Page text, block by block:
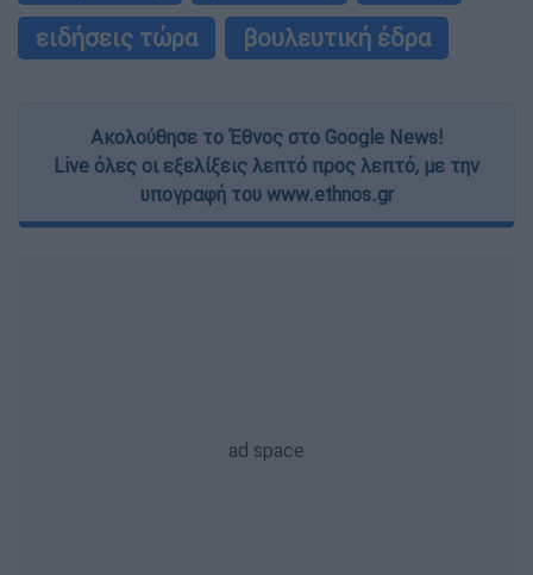
ειδήσεις τώρα
βουλευτική έδρα
Ακολούθησε το Έθνος στο Google News!
Live όλες οι εξελίξεις λεπτό προς λεπτό, με την
υπογραφή του www.ethnos.gr